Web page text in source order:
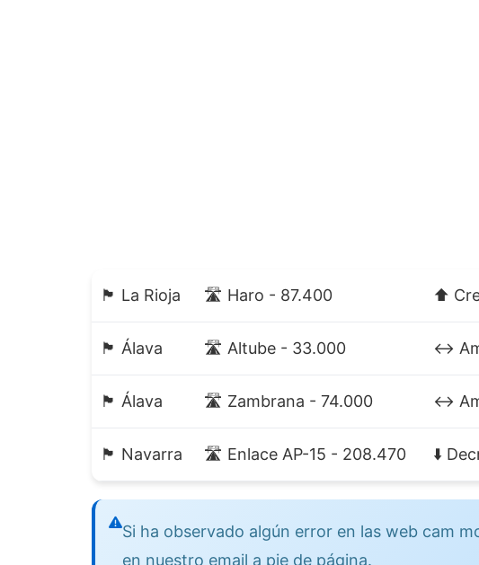
🏴 La Rioja 🛣️ Haro - 87.400 ⬆️
🏴 Álava 🛣️ Altube - 33.000 ↔️
🏴 Álava 🛣️ Zambrana - 74.000 ↔️
🏴 Navarra 🛣️ Enlace AP-15 - 208.470 ⬇️
Si ha observado algún error en las web cam
en nuestro email a pie de página.